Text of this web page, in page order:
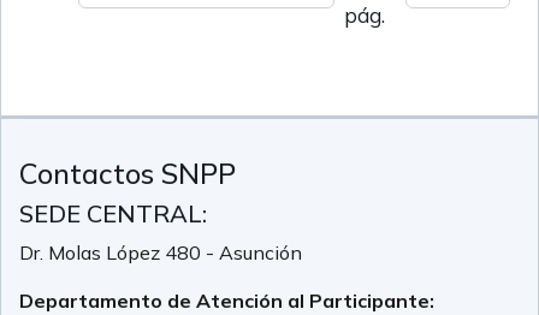
pág.
Contactos SNPP
SEDE CENTRAL:
Dr. Molas López 480 - Asunción
Departamento de Atención al Participante: